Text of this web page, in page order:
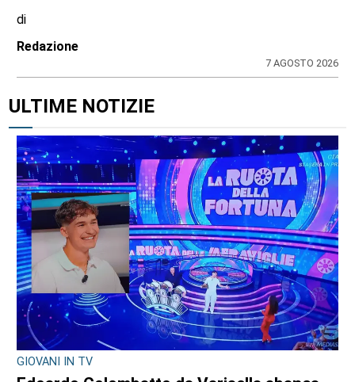
di
Redazione
7 AGOSTO 2026
ULTIME NOTIZIE
GIOVANI IN TV